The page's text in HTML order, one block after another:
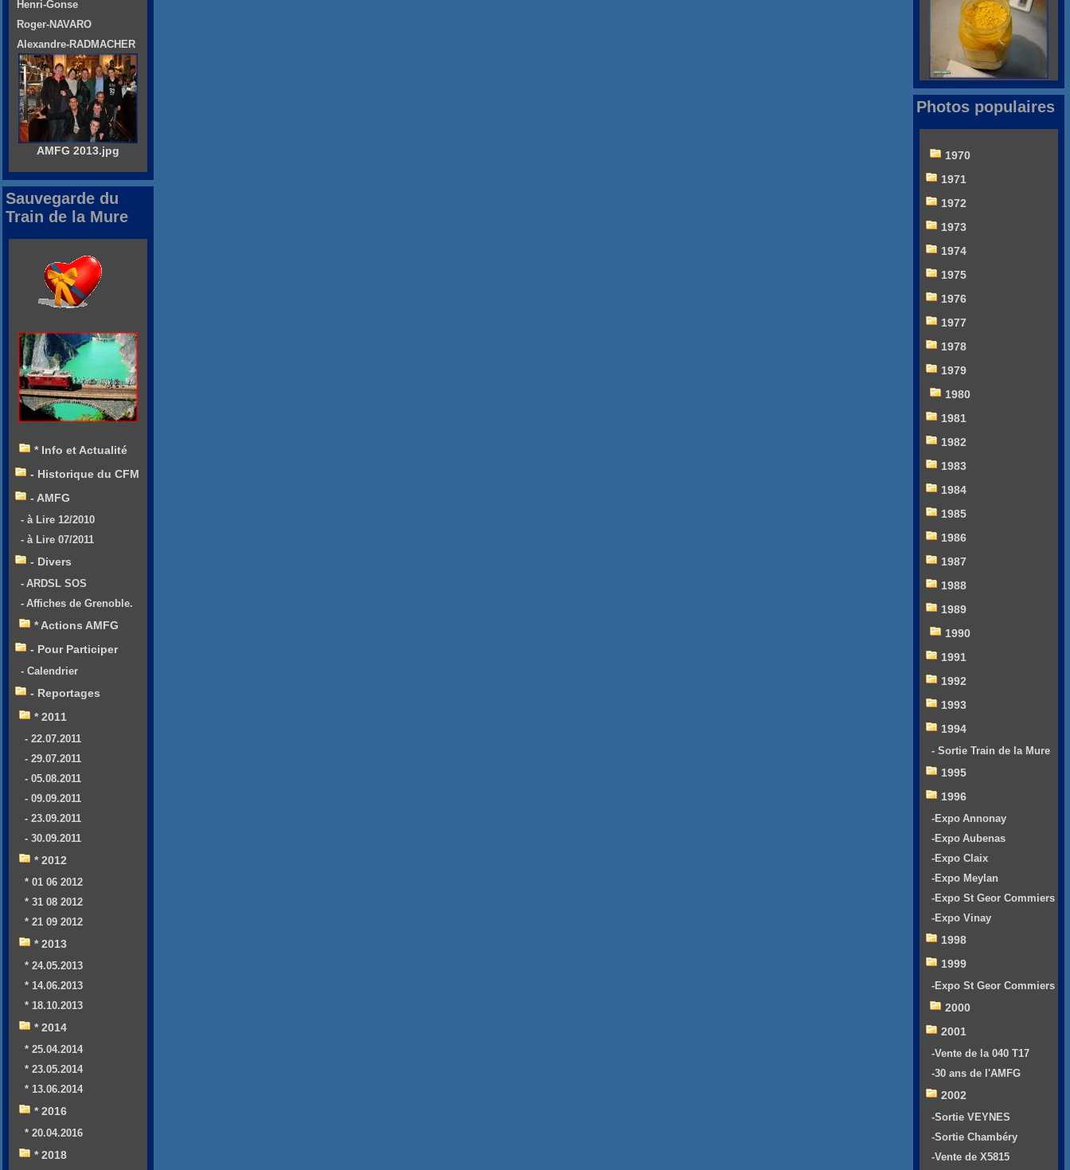
Henri-Gonse
Roger-NAVARO
Alexandre-RADMACHER
AMFG 2013.jpg
Sauvegarde du
Train de la Mure
* Info et Actualité
- Historique du CFM
- AMFG
- à Lire 12/2010
- à Lire 07/2011
- Divers
- ARDSL SOS
- Affiches de Grenoble.
* Actions AMFG
- Pour Participer
- Calendrier
- Reportages
* 2011
- 22.07.2011
- 29.07.2011
- 05.08.2011
- 09.09.2011
- 23.09.2011
- 30.09.2011
* 2012
* 01 06 2012
* 31 08 2012
* 21 09 2012
* 2013
* 24.05.2013
* 14.06.2013
* 18.10.2013
* 2014
* 25.04.2014
* 23.05.2014
* 13.06.2014
* 2016
* 20.04.2016
* 2018
Photos populaires
1970
1971
1972
1973
1974
1975
1976
1977
1978
1979
1980
1981
1982
1983
1984
1985
1986
1987
1988
1989
1990
1991
1992
1993
1994
- Sortie Train de la Mure
1995
1996
-Expo Annonay
-Expo Aubenas
-Expo Claix
-Expo Meylan
-Expo St Geor Commiers
-Expo Vinay
1998
1999
-Expo St Geor Commiers
2000
2001
-Vente de la 040 T17
-30 ans de l'AMFG
2002
-Sortie VEYNES
-Sortie Chambéry
-Vente de X5815